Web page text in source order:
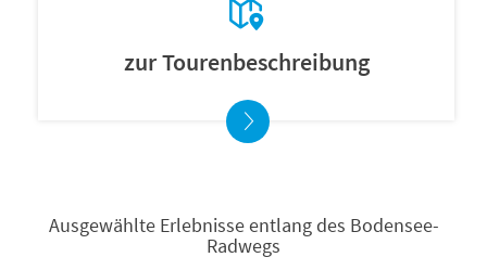
zur Tourenbeschreibung
Ausgewählte Erlebnisse entlang des Bodensee-
Radwegs